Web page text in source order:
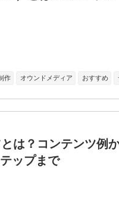
作 オウンドメディア おすすめ
は？コンテンツ例
ップまで